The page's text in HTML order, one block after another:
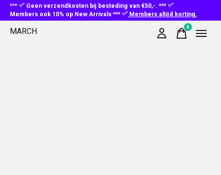
***
Geen verzendkosten bij besteding van €50,-. ***
Members ook 10% op New Arrivals ***
Members altijd korting.
MARCH 0items